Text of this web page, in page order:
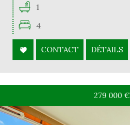
1
4
CONTACT DÉTAILS
279 000 €